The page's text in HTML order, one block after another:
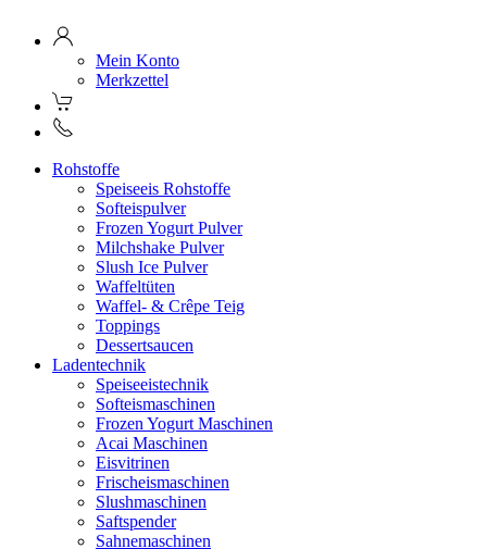
Mein Konto
Merkzettel
Rohstoffe
Speiseeis Rohstoffe
Softeispulver
Frozen Yogurt Pulver
Milchshake Pulver
Slush Ice Pulver
Waffeltüten
Waffel- & Crêpe Teig
Toppings
Dessertsaucen
Ladentechnik
Speiseeistechnik
Softeismaschinen
Frozen Yogurt Maschinen
Acai Maschinen
Eisvitrinen
Frischeismaschinen
Slushmaschinen
Saftspender
Sahnemaschinen